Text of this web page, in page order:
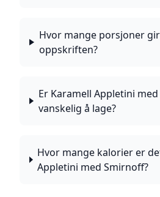
Hvor mange porsjoner
oppskriften?
Er Karamell Appletini
vanskelig å lage?
Hvor mange kalorier er
Appletini med Smirnoff?